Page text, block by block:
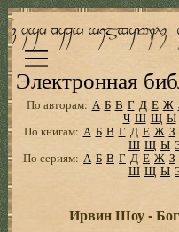
Электронная
По авторам: А Б В Г Д Е Ж
Ч Ш Щ Ы
По книгам: А Б В Г Д Е Ж З
Ш Щ Ы
По сериям: А Б В Г Д Е Ж З
Ш Щ Ы
Ирвин Шоу -